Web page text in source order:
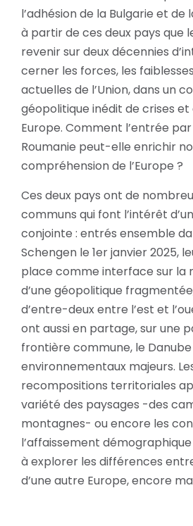
l’adhésion de la Bulgarie et de
à partir de ces deux pays que
revenir sur deux décennies
cerner les forces, les
actuelles de l’Union, dans un
géopolitique inédit de crises
Europe. Comment l’entrée
Roumanie peut-elle enrichir
compréhension de l’Europe ?
Ces deux pays ont de
communs qui font l’intérêt
conjointe : entrés ensemble
Schengen le 1er janvier 2025,
place comme interface sur la
d’une géopolitique
d’entre-deux entre l’est et
ont aussi en partage, sur une
frontière commune, le
environnementaux majeurs.
recompositions territoriales
variété des paysages -des
montagnes- ou encore les
l’affaissement
à explorer les différences
d’une autre Europe, encore